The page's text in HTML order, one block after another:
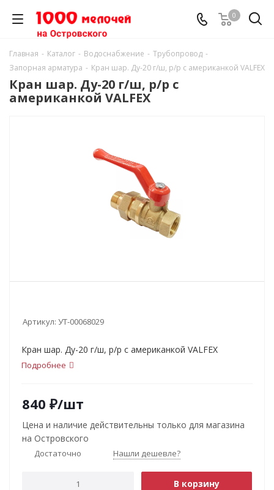
0
Главная - Каталог - Водоснабжение - Трубопровод -
Запорная арматура - Кран шар. Ду-20 г/ш, р/р с американкой VALFEX
Кран шар. Ду-20 г/ш, р/р с
американкой VALFEX
Артикул: УТ-00068029
Кран шар. Ду-20 г/ш, р/р с американкой VALFEX
Подробнее
840 ₽/шт
Цена и наличие действительны только для магазина
на Островского
Достаточно Нашли дешевле?
В корзину